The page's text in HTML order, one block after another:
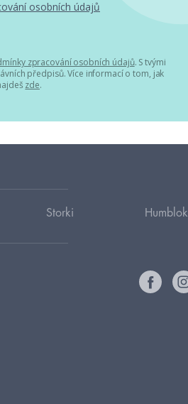
osobních údajů
zpracování osobních údajů. S tvými
předpisů. Více informací o tom, jak
zde.
Storki Humblok